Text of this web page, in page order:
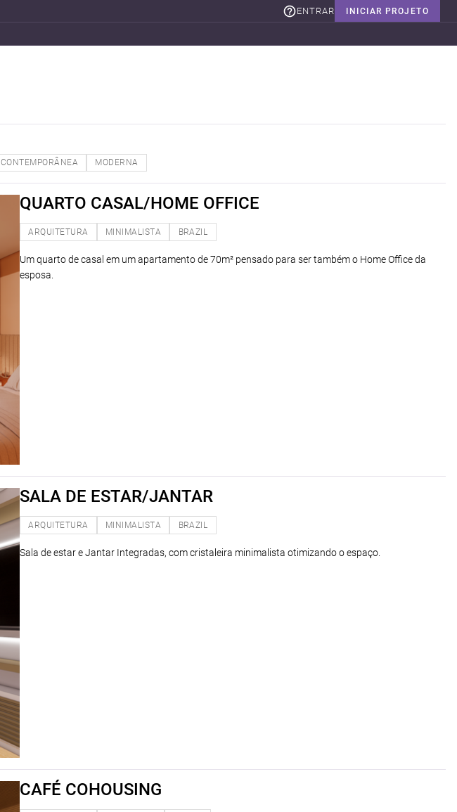
INICIAR PROJETO
ENTRAR
CONTEMPORÂNEA MODERNA
QUARTO CASAL/HOME OFFICE
ARQUITETURA MINIMALISTA BRAZIL
Um quarto de casal em um apartamento de 70m² pensado para ser também o Home Office da
esposa.
SALA DE ESTAR/JANTAR
ARQUITETURA MINIMALISTA BRAZIL
Sala de estar e Jantar Integradas, com cristaleira minimalista otimizando o espaço.
CAFÉ COHOUSING